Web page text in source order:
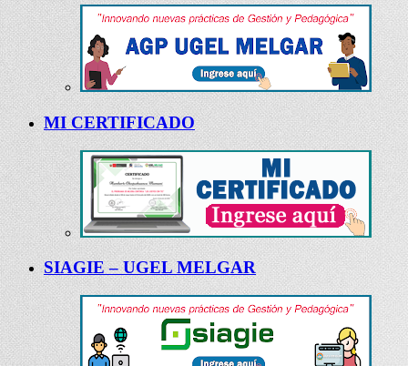
MI CERTIFICADO
SIAGIE – UGEL MELGAR